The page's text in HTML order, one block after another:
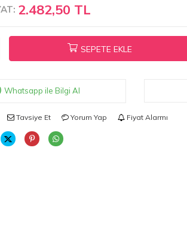
2.482,50 TL
SEPETE EKLE
Whatsapp ile Bilgi Al
Tavsiye Et Yorum Yap Fiyat Alarmı